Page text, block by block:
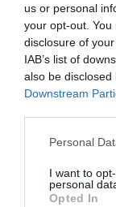
us or personal
your opt-out.
disclosure of
IAB’s list of
also be
Downstream
Please note that
not limited to
grant or deny
Personal
I want to
personal
Opted In
Külföldi reakciók
XVI. Benedek: a
erejére is szükség
Lemond a pápa:
tükrözik. A
tartalmazzák.
Kérjük, kulturáltan,
tartásával